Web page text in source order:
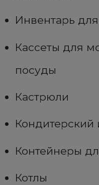
Инвентарь
Кассеты для
посуды
Кастрюли
Кондитерский
Контейнеры
Котлы